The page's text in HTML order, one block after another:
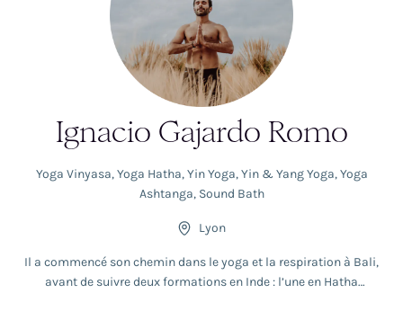
Ignacio Gajardo Romo
Yoga Vinyasa,Yoga Hatha,Yin Yoga,Yin & Yang Yoga,Yoga
Ashtanga, Sound Bath
Lyon
Il a commencé son chemin dans le yoga et la respiration à Bali,
avant de suivre deux formations en Inde : l’une en Hatha